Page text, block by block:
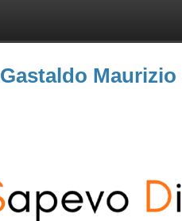
Gastaldo Maurizio